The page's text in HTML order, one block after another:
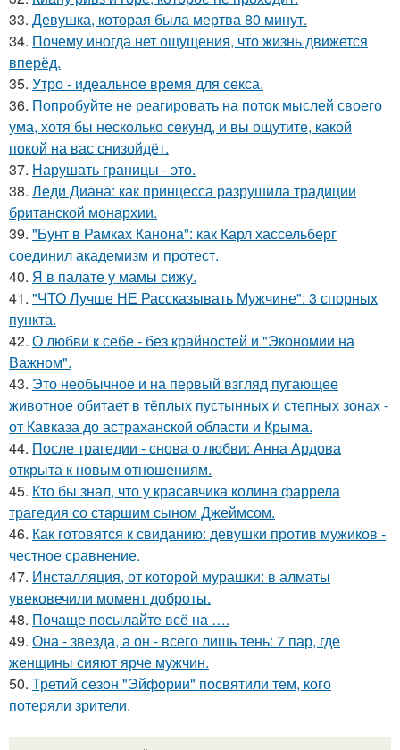
33. Девушка, которая была мертва 80 минут.
34. Почему иногда нет ощущения, что жизнь движется
вперёд.
35. Утро - идеальное время для секса.
36. Попробуйте не реагировать на поток мыслей своего
ума, хотя бы несколько секунд, и вы ощутите, какой
покой на вас снизойдёт.
37. Нарушать границы - это.
38. Леди Диана: как принцесса разрушила традиции
британской монархии.
39. "Бунт в Рамках Канона": как Карл хассельберг
соединил академизм и протест.
40. Я в палате у мамы сижу.
41. "ЧТО Лучше НЕ Рассказывать Мужчине": 3 спорных
пункта.
42. О любви к себе - без крайностей и "Экономии на
Важном".
43. Это необычное и на первый взгляд пугающее
животное обитает в тёплых пустынных и степных зонах -
от Кавказа до астраханской области и Крыма.
44. После трагедии - снова о любви: Анна Ардова
открыта к новым отношениям.
45. Кто бы знал, что у красавчика колина фаррела
трагедия со старшим сыном Джеймсом.
46. Как готовятся к свиданию: девушки против мужиков -
честное сравнение.
47. Инсталляция, от которой мурашки: в алматы
увековечили момент доброты.
48. Почаще посылайте всё на ….
49. Она - звезда, а он - всего лишь тень: 7 пар, где
женщины сияют ярче мужчин.
50. Третий сезон "Эйфории" посвятили тем, кого
потеряли зрители.